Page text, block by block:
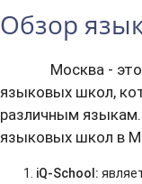
Обзор
Москва -
языковых школ,
различным
языковых школ в
iQ-School: